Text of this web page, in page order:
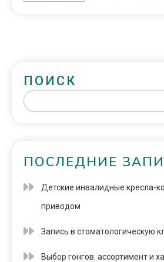
ПОИСК
ПОСЛЕДНИЕ
Детские инвалидные кресла-
приводом
Запись в стоматологическую
Выбор гонгов: ассортимент и